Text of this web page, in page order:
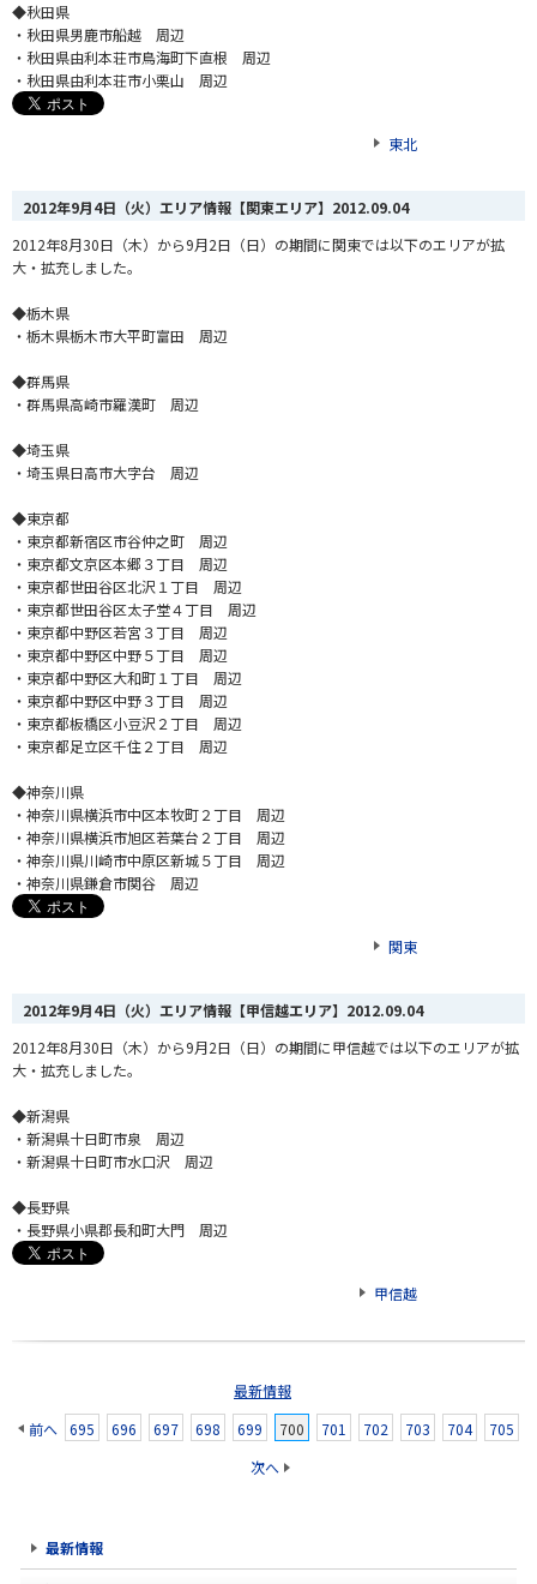
◆秋田県
・秋田県男鹿市船越 周辺
・秋田県由利本荘市鳥海町下直根 周辺
・秋田県由利本荘市小栗山 周辺
東北
2012年9月4日（火）エリア情報【関東エリア】 2012.09.04
2012年8月30日（木）から9月2日（日）の期間に関東では以下のエリアが拡
大・拡充しました。
◆栃木県
・栃木県栃木市大平町富田 周辺
◆群馬県
・群馬県高崎市羅漢町 周辺
◆埼玉県
・埼玉県日高市大字台 周辺
◆東京都
・東京都新宿区市谷仲之町 周辺
・東京都文京区本郷３丁目 周辺
・東京都世田谷区北沢１丁目 周辺
・東京都世田谷区太子堂４丁目 周辺
・東京都中野区若宮３丁目 周辺
・東京都中野区中野５丁目 周辺
・東京都中野区大和町１丁目 周辺
・東京都中野区中野３丁目 周辺
・東京都板橋区小豆沢２丁目 周辺
・東京都足立区千住２丁目 周辺
◆神奈川県
・神奈川県横浜市中区本牧町２丁目 周辺
・神奈川県横浜市旭区若葉台２丁目 周辺
・神奈川県川崎市中原区新城５丁目 周辺
・神奈川県鎌倉市関谷 周辺
関東
2012年9月4日（火）エリア情報【甲信越エリア】 2012.09.04
2012年8月30日（木）から9月2日（日）の期間に甲信越では以下のエリアが拡
大・拡充しました。
◆新潟県
・新潟県十日町市泉 周辺
・新潟県十日町市水口沢 周辺
◆長野県
・長野県小県郡長和町大門 周辺
甲信越
最新情報
前へ 695 696 697 698 699 700 701 702 703 704
705
次へ
最新情報